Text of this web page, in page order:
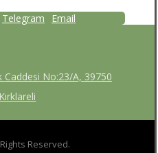
Telegram Email
No:23/A, 39750
Reserved.